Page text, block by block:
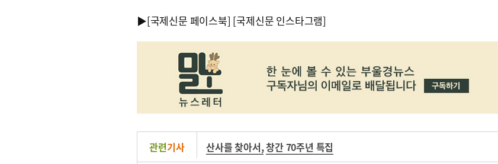
▶[국제신문 페이스북] [국제신문 인스타그램]
관련기사 산사를 찾아서,창간 70주년 특집